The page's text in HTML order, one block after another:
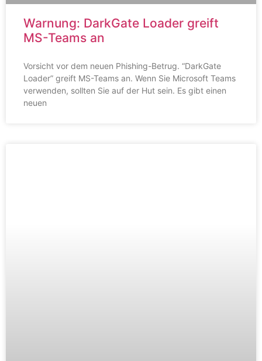
Warnung: DarkGate Loader greift
MS-Teams an
Vorsicht vor dem neuen Phishing-Betrug. “DarkGate
Loader” greift MS-Teams an. Wenn Sie Microsoft Teams
verwenden, sollten Sie auf der Hut sein. Es gibt einen
neuen